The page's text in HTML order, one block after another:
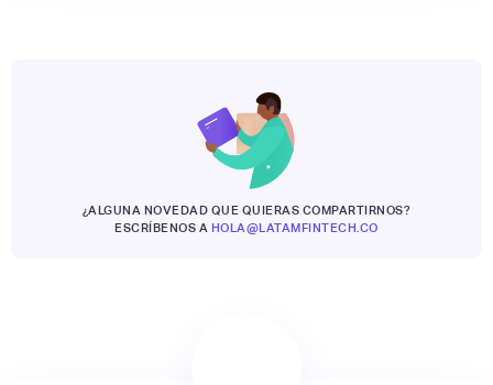
¿ALGUNA NOVEDAD QUE QUIERAS COMPARTIRNOS?
ESCRÍBENOS A HOLA@LATAMFINTECH.CO